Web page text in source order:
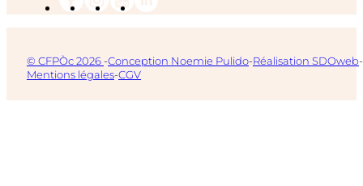
© CFPÒc 2026-Conception Noemie Pulido-Réalisation SDOweb-
Mentions légales-CGV